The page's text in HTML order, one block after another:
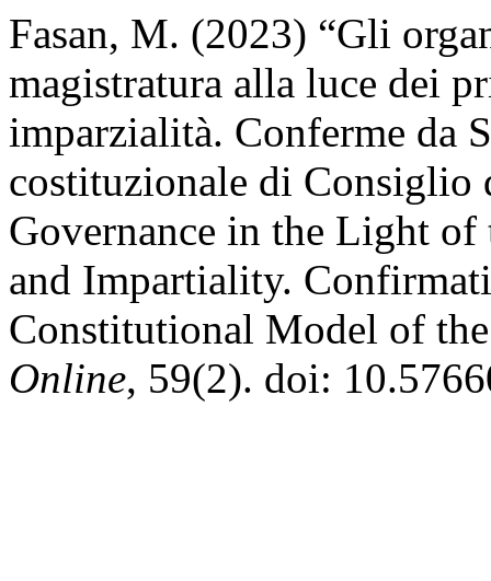
Fasan, M. (2023) “Gli
magistratura alla luce dei
imparzialità. Conferme da
costituzionale di
Governance in the Light of
and Impartiality.
Constitutional Model of
Online, 59(2). doi: